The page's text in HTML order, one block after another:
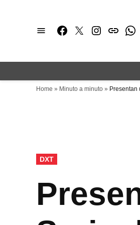
Facebook
TwitterInstagram
issuu
Home » Minuto a minuto » Presentan
PUBLICADO
EN
DXT